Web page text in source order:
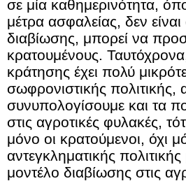
σε μία καθημερινότητα,
μέτρα ασφαλείας, δεν
διαβίωσης, μπορεί να
κρατουμένους.
κράτησης έχει πολύ
σωφρονιστικής
συνυπολογίσουμε και τα
στις αγροτικές φυλακές,
μόνο οι κρατούμενοι, όχι
αντεγκληματικής
μοντέλο διαβίωσης στις